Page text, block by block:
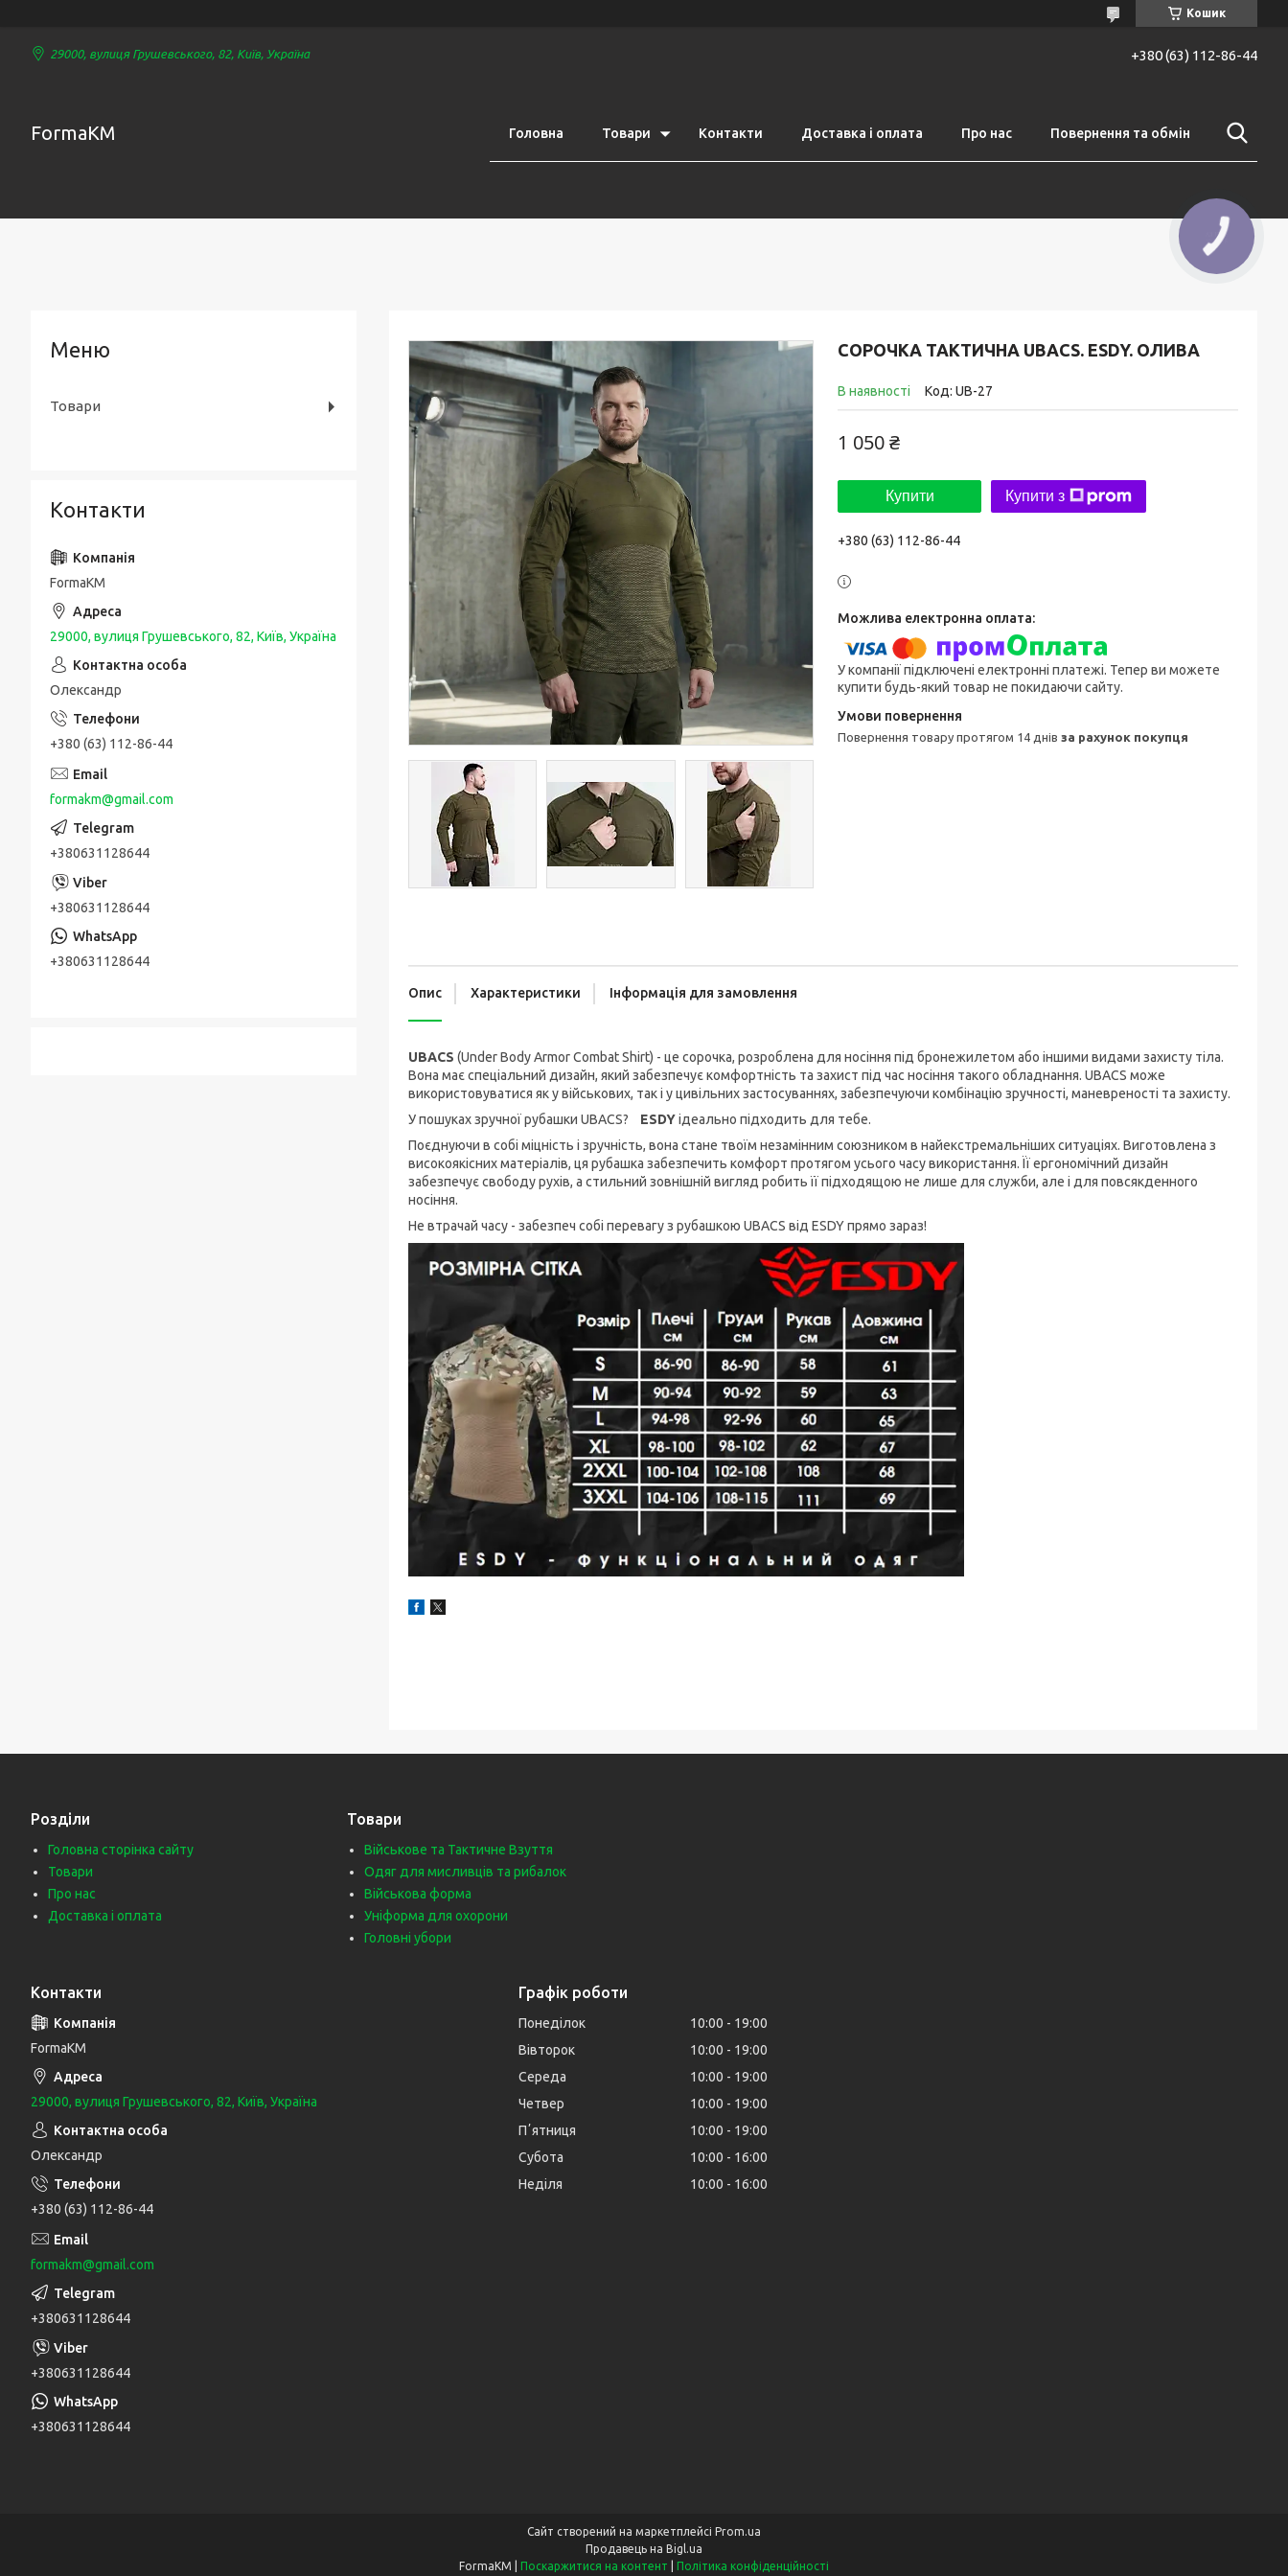
Кошик
29000, вулиця Грушевського, 82, Київ, Україна +380 (63) 112-86-44
FormaKM Головна Товари Контакти Доставка і оплата Про нас Повернення та обмін
СОРОЧКА ТАКТИЧНА UBACS. ESDY. ОЛИВА
В наявності Код: UB-27
1 050 ₴
Купити Купити з
+380 (63) 112-86-44
У компанії підключені електронні платежі. Тепер ви можете
купити будь-який товар не покидаючи сайту.
повернення товару протягом 14 днів за рахунок покупця
Опис Характеристики Інформація для замовлення
UBACS (Under Body Armor Combat Shirt) - це сорочка, розроблена для носіння під бронежилетом або іншими видами захисту тіла.
Вона має спеціальний дизайн, який забезпечує комфортність та захист під час носіння такого обладнання. UBACS може
використовуватися як у військових, так і у цивільних застосуваннях, забезпечуючи комбінацію зручності, маневреності та захисту.
У пошуках зручної рубашки UBACS? ESDYідеально підходить для тебе.
Поєднуючи в собі міцність і зручність, вона стане твоїм незамінним союзником в найекстремальніших ситуаціях. Виготовлена з
високоякісних матеріалів, ця рубашка забезпечить комфорт протягом усього часу використання. Її ергономічний дизайн
забезпечує свободу рухів, а стильний зовнішній вигляд робить її підходящою не лише для служби, але і для повсякденного
носіння.
Не втрачай часу - забезпеч собі перевагу з рубашкою UBACS від ESDY прямо зараз!
Товари
Контакти
FormaKM
29000, вулиця Грушевського, 82, Київ, Україна
Олександр
+380 (63) 112-86-44
formakm@gmail.com
+380631128644
+380631128644
+380631128644
Розділи
Головна сторінка сайту
Товари
Про нас
Доставка і оплата
Товари
Військове та Тактичне Взуття
Одяг для мисливців та рибалок
Військова форма
Уніформа для охорони
Головні убори
Контакти
FormaKM
29000, вулиця Грушевського, 82, Київ, Україна
Олександр
+380 (63) 112-86-44
formakm@gmail.com
+380631128644
+380631128644
+380631128644
Графік роботи
Понеділок 10:00
19:00
Вівторок
10:00
19:00
Середа
10:00
19:00
Четвер
10:00
19:00
Пʼятниця
10:00
19:00
Субота
10:00
16:00
Неділя
10:00 16:00
Сайт створений на маркетплейсі Prom.ua
Продавець на Bigl.ua
Поскаржитися на контент Політика конфіденційності